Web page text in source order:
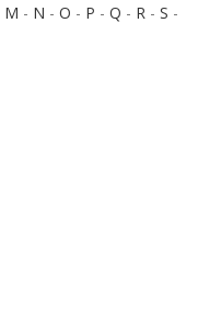
M - N - O - P - Q - R - S -